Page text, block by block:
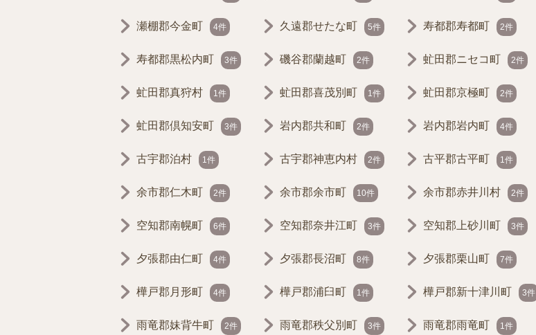
瀬棚郡今金町 4件 久遠郡せたな町 5件 寿都郡寿都町 2件
寿都郡黒松内町 3件 磯谷郡蘭越町 2件 虻田郡ニセコ町 2件
虻田郡真狩村 1件 虻田郡喜茂別町 1件 虻田郡京極町 2件
虻田郡倶知安町 3件 岩内郡共和町 2件 岩内郡岩内町 4件
古宇郡泊村 1件 古宇郡神恵内村 2件 古平郡古平町 1件
余市郡仁木町 2件 余市郡余市町 10件 余市郡赤井川村 2件
空知郡南幌町 6件 空知郡奈井江町 3件 空知郡上砂川町 3件
夕張郡由仁町 4件 夕張郡長沼町 8件 夕張郡栗山町 7件
樺戸郡月形町 4件 樺戸郡浦臼町 1件 樺戸郡新十津川町 3件
雨竜郡妹背牛町 2件 雨竜郡秩父別町 3件 雨竜郡雨竜町 1件